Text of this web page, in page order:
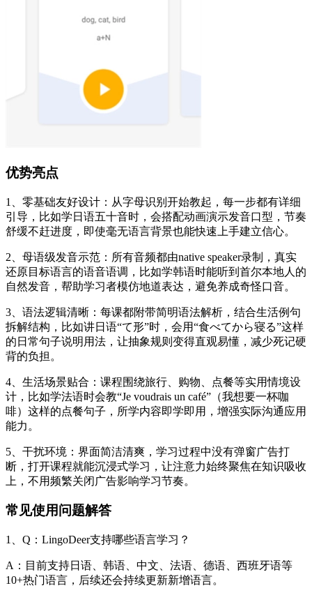
优势亮点
1、零基础友好设计：从字母识别开始教起，每一步都有详细
引导，比如学日语五十音时，会搭配动画演示发音口型，节奏
舒缓不赶进度，即使毫无语言背景也能快速上手建立信心。
2、母语级发音示范：所有音频都由native speaker录制，真实
还原目标语言的语音语调，比如学韩语时能听到首尔本地人的
自然发音，帮助学习者模仿地道表达，避免养成奇怪口音。
3、语法逻辑清晰：每课都附带简明语法解析，结合生活例句
拆解结构，比如讲日语“て形”时，会用“食べてから寝る”这样
的日常句子说明用法，让抽象规则变得直观易懂，减少死记硬
背的负担。
4、生活场景贴合：课程围绕旅行、购物、点餐等实用情境设
计，比如学法语时会教“Je voudrais un café”（我想要一杯咖
啡）这样的点餐句子，所学内容即学即用，增强实际沟通应用
能力。
5、干扰环境：界面简洁清爽，学习过程中没有弹窗广告打
断，打开课程就能沉浸式学习，让注意力始终聚焦在知识吸收
上，不用频繁关闭广告影响学习节奏。
常见使用问题解答
1、Q：LingoDeer支持哪些语言学习？
A：目前支持日语、韩语、中文、法语、德语、西班牙语等
10+热门语言，后续还会持续更新新增语言。